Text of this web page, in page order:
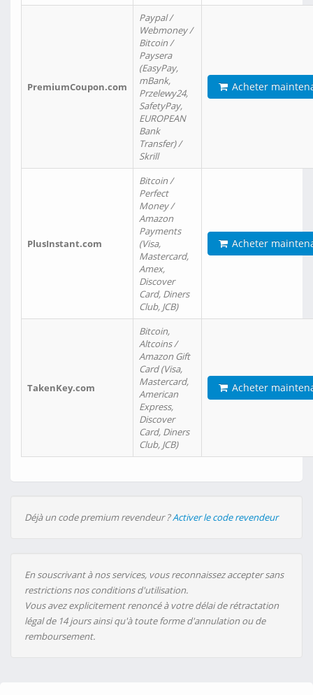
PremiumCoupon.com
Paypal /
Webmoney /
Bitcoin /
Paysera
(EasyPay,
mBank,
Przelewy24,
SafetyPay,
EUROPEAN
Bank
Transfer) /
Skrill
Acheter
PlusInstant.com
Bitcoin /
Perfect
Money /
Amazon
Payments
(Visa,
Mastercard,
Amex,
Discover
Card, Diners
Club, JCB)
Acheter
TakenKey.com
Bitcoin,
Altcoins /
Amazon Gift
Card (Visa,
Mastercard,
American
Express,
Discover
Card, Diners
Club, JCB)
Acheter
Déjà un code premium revendeur ?Activer le code revendeur
En souscrivant à nos services, vous reconnaissez accepter sans
restrictions nos conditions d'utilisation.
Vous avez explicitement renoncé à votre délai de rétractation
légal de 14 jours ainsi qu'à toute forme d'annulation ou de
remboursement.